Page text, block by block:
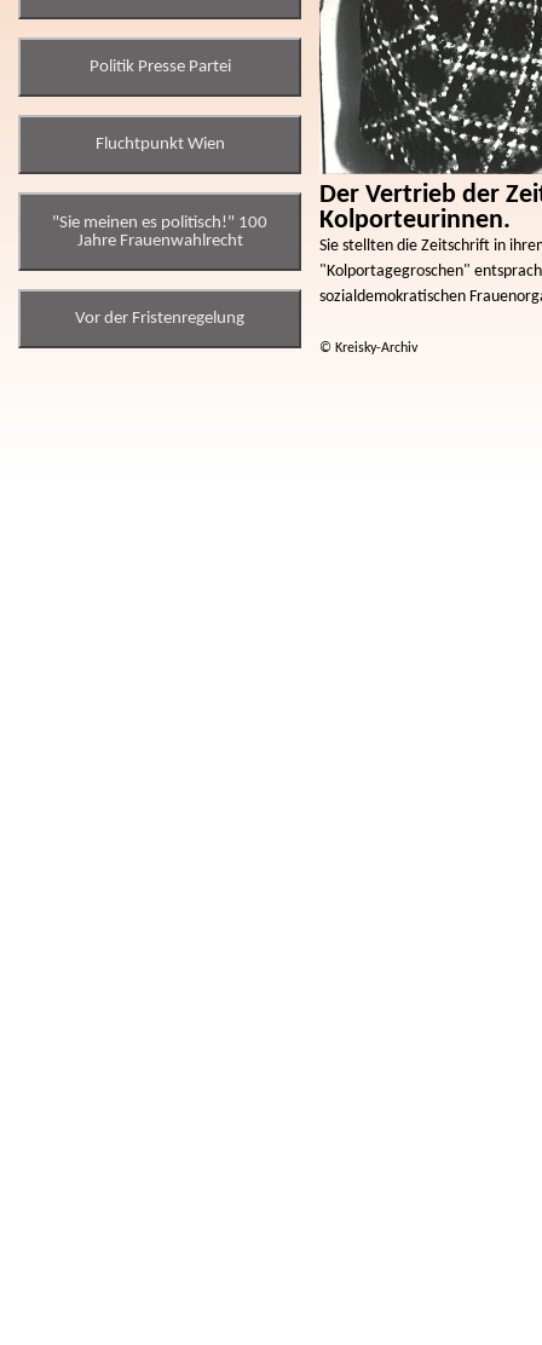
Politik Presse Partei
Fluchtpunkt Wien
"Sie meinen es politisch!" 100
Jahre Frauenwahlrecht
Vor der Fristenregelung
Der Vertrieb der
Kolporteurinnen.
Sie stellten die Zeitschrift in
"Kolportagegroschen"
sozialdemokratischen
© Kreisky-Archiv